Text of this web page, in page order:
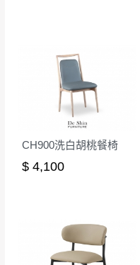
CH900洗白胡桃餐椅
$ 4,100